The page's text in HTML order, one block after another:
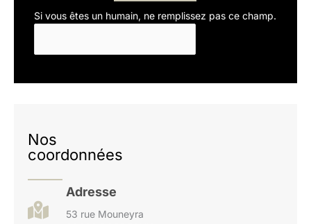
Si vous êtes un humain, ne remplissez pas ce champ.
Nos
coordonnées
Adresse
53 rue Mouneyra